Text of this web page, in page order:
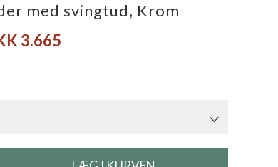
med svingtud, Krom
3.665